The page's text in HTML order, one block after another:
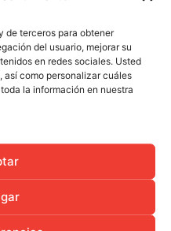
de terceros para obtener
del usuario, mejorar su
en redes sociales. Usted
así como personalizar cuáles
la información en nuestra